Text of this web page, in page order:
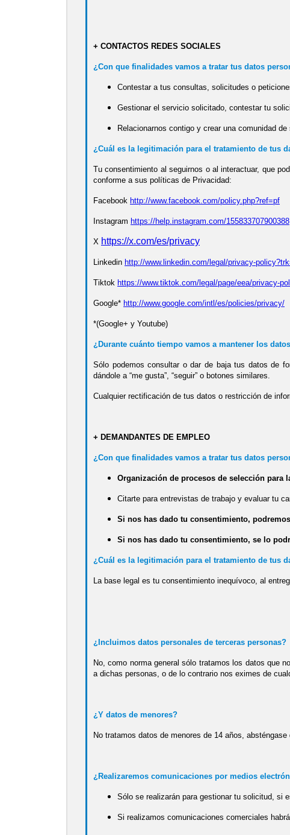
+ CONTACTOS REDES SOCIALES
¿Con que finalidades vamos a tratar tus datos
Contestar a tus consultas, solicitudes o
Gestionar el servicio solicitado, contestar tu
Relacionarnos contigo y crear una comunidad de
¿Cuál es la legitimación para el tratamiento de tus
Tu consentimiento al seguirnos o al interactuar, que
conforme a sus políticas de Privacidad:
Facebook http://www.facebook.com/policy.php?ref=pf
Instagram https://help.instagram.com/155833707900388
X https://x.com/es/privacy
Linkedin http://www.linkedin.com/legal/privacy-
Tiktok https://www.tiktok.com/legal/page/eea/privacy-
Google* http://www.google.com/intl/es/policies/privacy/
*(Google+ y Youtube)
¿Durante cuánto tiempo vamos a mantener los
Sólo podemos consultar o dar de baja tus datos de
dándole a “me gusta”, “seguir” o botones similares.
Cualquier rectificación de tus datos o restricción de
+ DEMANDANTES DE EMPLEO
¿Con que finalidades vamos a tratar tus datos
Organización de procesos de selección para
Citarte para entrevistas de trabajo y evaluar tu
Si nos has dado tu consentimiento,
Si nos has dado tu consentimiento, se lo
¿Cuál es la legitimación para el tratamiento de tus
La base legal es tu consentimiento inequívoco, al
¿Incluimos datos personales de terceras personas?
No, como norma general sólo tratamos los datos que
a dichas personas, o de lo contrario nos eximes de
¿Y datos de menores?
No tratamos datos de menores de 14 años,
¿Realizaremos comunicaciones por medios
Sólo se realizarán para gestionar tu solicitud, si
Si realizamos comunicaciones comerciales